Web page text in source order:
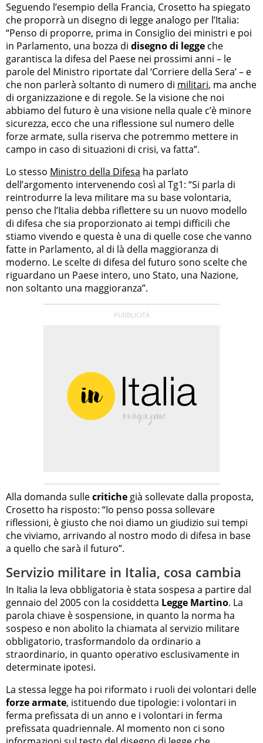
Seguendo l’esempio della Francia, Crosetto ha spiegato
che proporrà un disegno di legge analogo per l’Italia:
“Penso di proporre, prima in Consiglio dei ministri e poi
in Parlamento, una bozza di disegno di legge che
garantisca la difesa del Paese nei prossimi anni – le
parole del Ministro riportate dal ‘Corriere della Sera’ – e
che non parlerà soltanto di numero di militari, ma anche
di organizzazione e di regole. Se la visione che noi
abbiamo del futuro è una visione nella quale c’è minore
sicurezza, ecco che una riflessione sul numero delle
forze armate, sulla riserva che potremmo mettere in
campo in caso di situazioni di crisi, va fatta”.
Lo stesso Ministro della Difesa ha parlato
dell’argomento intervenendo così al Tg1: “Si parla di
reintrodurre la leva militare ma su base volontaria,
penso che l’Italia debba riflettere su un nuovo modello
di difesa che sia proporzionato ai tempi difficili che
stiamo vivendo e questa è una di quelle cose che vanno
fatte in Parlamento, al di là della maggioranza di
moderno. Le scelte di difesa del futuro sono scelte che
riguardano un Paese intero, uno Stato, una Nazione,
non soltanto una maggioranza”.
Alla domanda sullecritiche già sollevate dalla proposta,
Crosetto ha risposto: “Io penso possa sollevare
riflessioni, è giusto che noi diamo un giudizio sui tempi
che viviamo, arrivando al nostro modo di difesa in base
a quello che sarà il futuro”.
Servizio militare in Italia, cosa cambia
In Italia la leva obbligatoria è stata sospesa a partire dal
gennaio del 2005 con la cosiddetta Legge Martino. La
parola chiave è sospensione, in quanto la norma ha
sospeso e non abolito la chiamata al servizio militare
obbligatorio, trasformandolo da ordinario a
straordinario, in quanto operativo esclusivamente in
determinate ipotesi.
La stessa legge ha poi riformato i ruoli dei volontari delle
forze armate, istituendo due tipologie: i volontari in
ferma prefissata di un anno e i volontari in ferma
prefissata quadriennale. Al momento non ci sono